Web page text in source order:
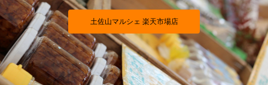
土佐山マルシェ 楽天市場店